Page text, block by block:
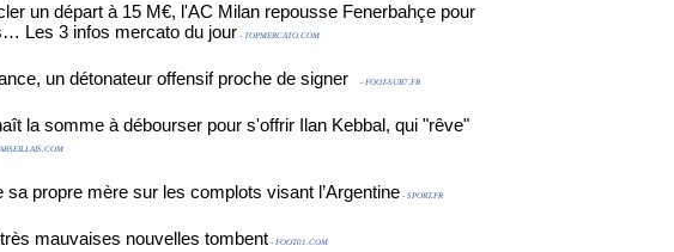
un départ à 15 M€, l'AC Milan repousse Fenerbahçe pour
Les 3 infos mercato du jour - TOPMERCATO.COM
un détonateur offensif proche de signer - FOOT-SUR7.FR
la somme à débourser pour s'offrir Ilan Kebbal, qui "rêve"
propre mère sur les complots visant l’Argentine - SPORT.FR
mauvaises nouvelles tombent - FOOT01.COM